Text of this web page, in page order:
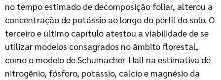
no tempo estimado de decomposição foliar, alterou a
concentração de potássio ao longo do perfil do solo. O
terceiro e último capítulo atestou a viabilidade de se
utilizar modelos consagrados no âmbito florestal,
como o modelo de Schumacher-Hall na estimativa de
nitrogênio, fósforo, potássio, cálcio e magnésio da